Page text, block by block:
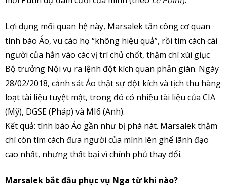
Lợi dụng mối quan hệ này, Marsalek tấn công cơ quan
tình báo Áo, vu cáo họ “không hiệu quả”, rồi tìm cách cài
người của hắn vào các vị trí chủ chốt, thậm chí xúi giục
Bộ trưởng Nội vụ ra lệnh đột kích quan phản gián. Ngày
28/02/2018, cảnh sát Áo thật sự đột kích và tịch thu hàng
loạt tài liệu tuyệt mật, trong đó có nhiều tài liệu của CIA
(Mỹ), DGSE (Pháp) và MI6 (Anh).
Kết quả: tình báo Áo gần như bị phá nát. Marsalek thậm
chí còn tìm cách đưa người của mình lên ghế lãnh đạo
cao nhất, nhưng thất bại vì chính phủ thay đổi.
Marsalek bắt đầu phục vụ Nga từ khi nào?